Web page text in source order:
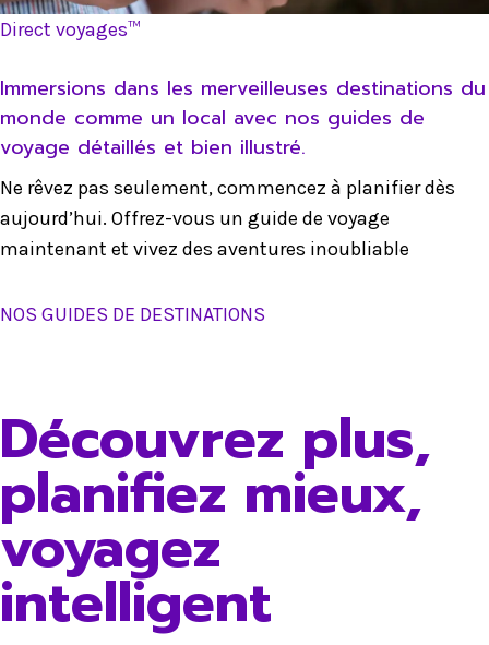
Direct voyages™
Immersions dans les merveilleuses destinations du
monde comme un local avec nos guides de
voyage détaillés et bien illustré.
Ne rêvez pas seulement, commencez à planifier dès
aujourd’hui. Offrez-vous un guide de voyage
maintenant et vivez des aventures inoubliable
NOS GUIDES DE DESTINATIONS
Découvrez plus,
planifiez mieux,
voyagez
intelligent